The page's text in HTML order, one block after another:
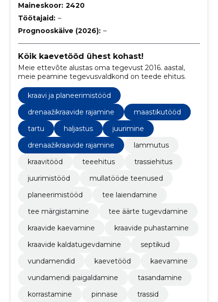
Maineskoor: 2420
Töötajaid: –
Prognooskäive (2026): –
Kõik kaevetööd ühest kohast!
Meie ettevõte alustas oma tegevust 2016. aastal,
meie peamine tegevusvaldkond on teede ehitus.
kraavi ja planeerimistööd
drenaažikraavide rajamine
maastikutööd
tartu
haljastus
juurimine
drenaažikraavide rajamine
lammutus
kraavitööd
teeehitus
trassiehitus
juurimistööd
mullatööde teenused
planeerimistööd
tee laiendamine
tee märgistamine
tee äärte tugevdamine
kraavide kaevamine
kraavide puhastamine
kraavide kaldatugevdamine
septikud
vundamendid
kaevetööd
kaevamine
vundamendi paigaldamine
tasandamine
korrastamine
pinnase
trassid